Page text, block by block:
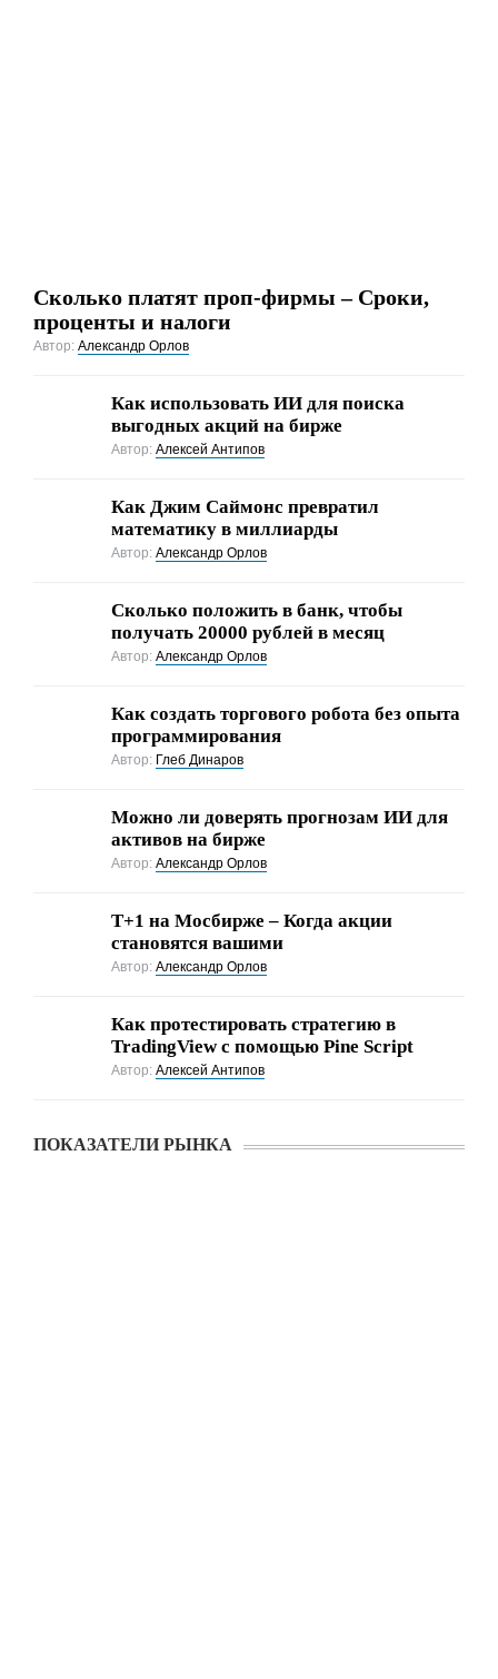
Сколько платят проп-фирмы – Сроки,
проценты и налоги
Автор:Александр Орлов
Как использовать ИИ для поиска
выгодных акций на бирже
Автор:Алексей Антипов
Как Джим Саймонс превратил
математику в миллиарды
Автор:Александр Орлов
Сколько положить в банк, чтобы
получать 20000 рублей в месяц
Автор:Александр Орлов
Как создать торгового робота без опыта
программирования
Автор: Глеб Динаров
Можно ли доверять прогнозам ИИ для
активов на бирже
Автор:Александр Орлов
Т+1 на Мосбирже – Когда акции
становятся вашими
Автор:Александр Орлов
Как протестировать стратегию в
TradingView с помощью Pine Script
Автор:Алексей Антипов
ПОКАЗАТЕЛИ РЫНКА